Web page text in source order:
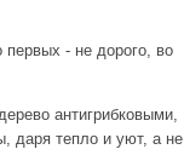
первых - не дорого, во
антигрибковыми,
даря тепло и уют, а не